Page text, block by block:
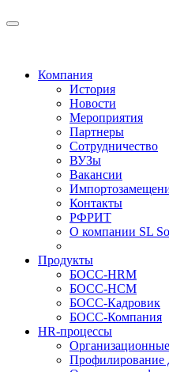
Компания
История
Новости
Мероприятия
Партнеры
Сотрудничество
ВУЗы
Вакансии
Контакты
РФРИТ
О компании SL
Продукты
БОСС-HRM
БОСС-HCM
БОСС-Кадровик
БОСС-Компания
HR-процессы
Профилирование